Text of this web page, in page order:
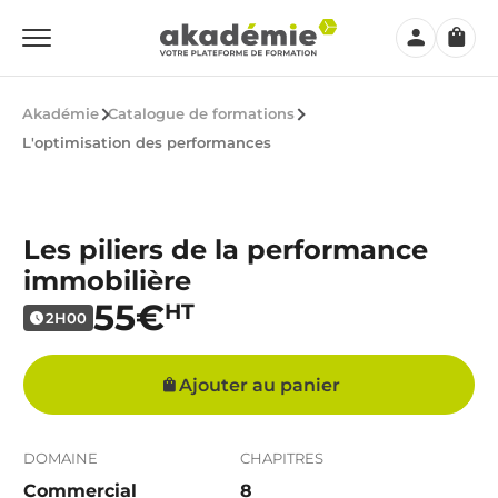
Mon
comptePanier
Akadémie Catalogue de formations
L'optimisation des performances
Les piliers de la performance
immobilière
2H00 55€HT
Ajouter au panier
DOMAINE
Commercial
CHAPITRES
8